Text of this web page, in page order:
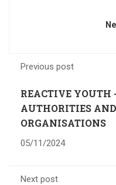
Previous post
REACTIVE YOUTH
AUTHORITIES
ORGANISATIONS
05/11/2024
Next post